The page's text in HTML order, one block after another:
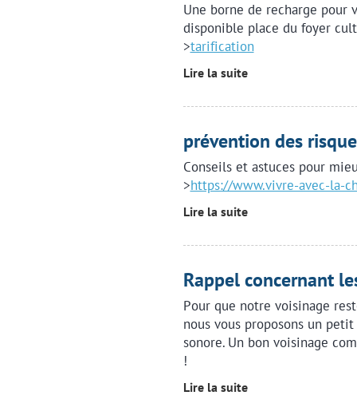
Une borne de recharge pour
disponible place du foyer
>tarification
Lire la suite
prévention des
Conseils et astuces pour
>https://www.vivre-avec-la-
Lire la suite
Rappel concernant
Pour que notre voisinage
nous vous proposons un
sonore. Un bon voisinage
!
Lire la suite